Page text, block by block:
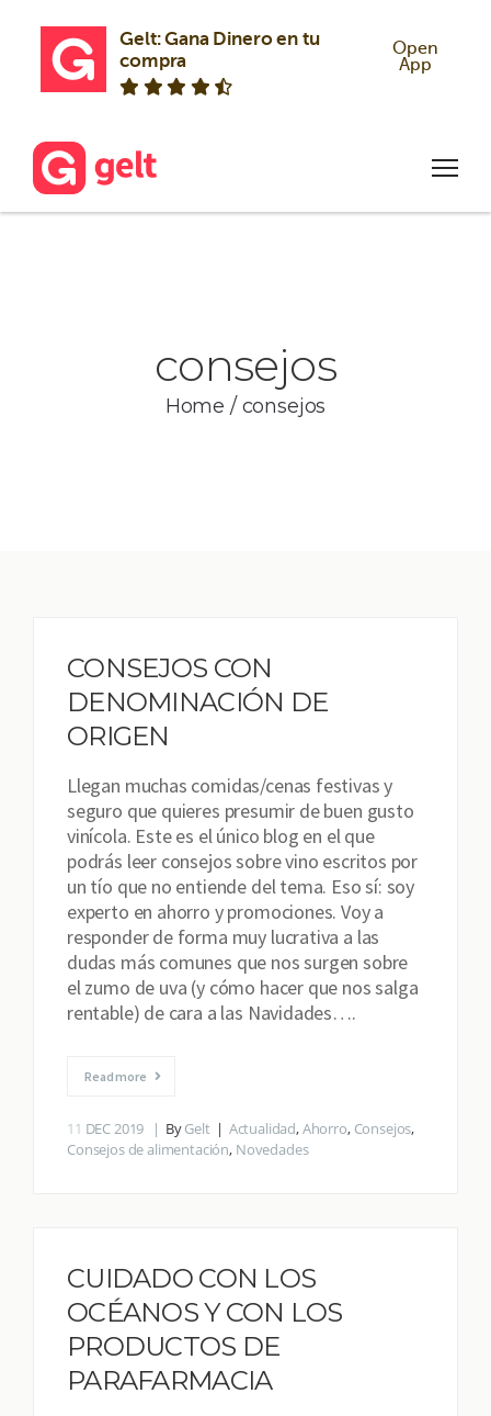
Gelt: Gana Dinero en tu
compra
Open
App
consejos
Home /consejos
CONSEJOS CON
DENOMINACIÓN DE
ORIGEN
Llegan muchas comidas/cenas festivas y
seguro que quieres presumir de buen gusto
vinícola. Este es el único blog en el que
podrás leer consejos sobre vino escritos por
un tío que no entiende del tema. Eso sí: soy
experto en ahorro y promociones. Voy a
responder de forma muy lucrativa a las
dudas más comunes que nos surgen sobre
el zumo de uva (y cómo hacer que nos salga
rentable) de cara a las Navidades….
Read more
11 DEC 2019 ByGelt Actualidad,Ahorro, Consejos,
Consejos de alimentación, Novedades
CUIDADO CON LOS
OCÉANOS Y CON LOS
PRODUCTOS DE
PARAFARMACIA